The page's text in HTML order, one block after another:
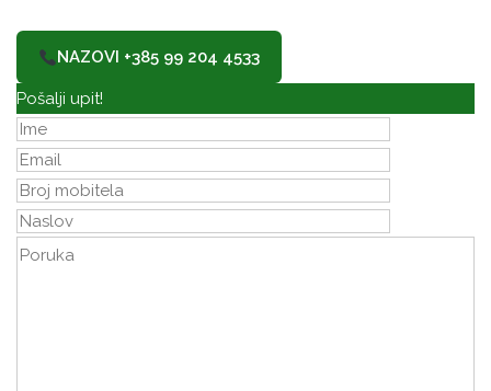
NAZOVI +385 99 204 4533
Pošalji upit!